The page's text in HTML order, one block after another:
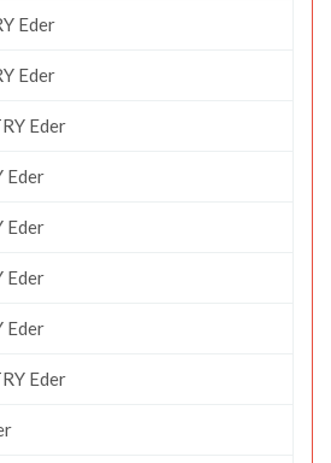
Eder
Eder
Eder
Eder
Eder
Eder
Eder
Eder